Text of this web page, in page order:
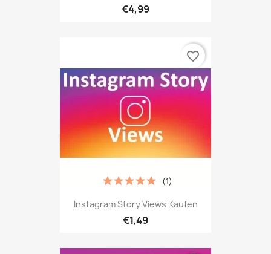
€4,99
Instagram Story Views Kaufen
€1,49
(1)
favorite_border